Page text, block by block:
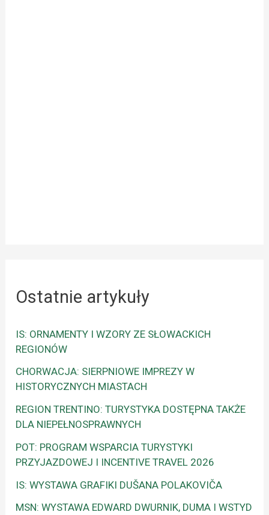
Ostatnie artykuły
IS: ORNAMENTY I WZORY ZE SŁOWACKICH
REGIONÓW
CHORWACJA: SIERPNIOWE IMPREZY W
HISTORYCZNYCH MIASTACH
REGION TRENTINO: TURYSTYKA DOSTĘPNA TAKŻE
DLA NIEPEŁNOSPRAWNYCH
POT: PROGRAM WSPARCIA TURYSTYKI
PRZYJAZDOWEJ I INCENTIVE TRAVEL 2026
IS: WYSTAWA GRAFIKI DUŠANA POLAKOVIČA
MSN: WYSTAWA EDWARD DWURNIK, DUMA I WSTYD